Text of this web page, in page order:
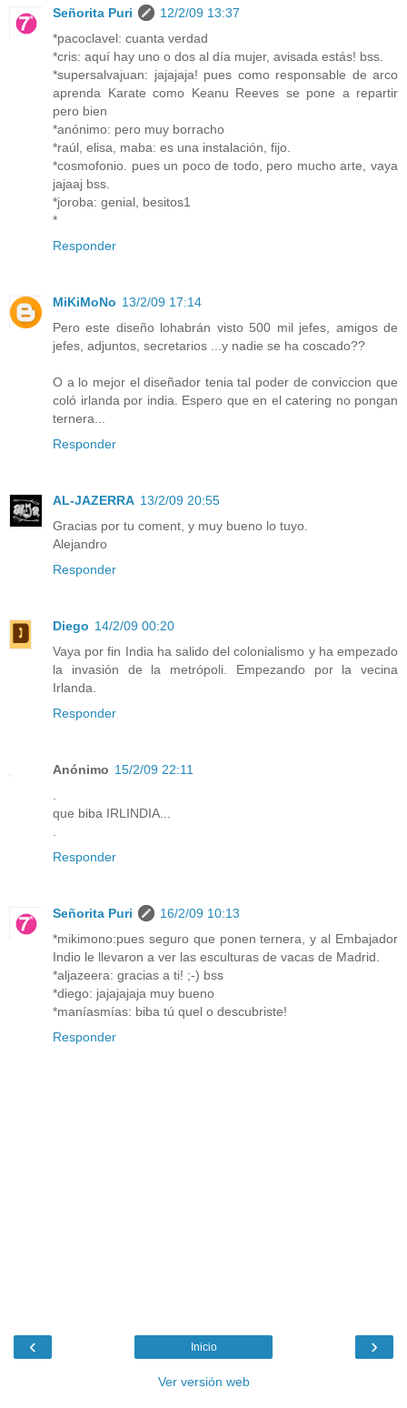
Señorita Puri
12/2/09 13:37
*pacoclavel: cuanta verdad
*cris: aquí hay uno o dos al día mujer, avisada estás! bss.
*supersalvajuan: jajajaja! pues como responsable de arco
aprenda Karate como Keanu Reeves se pone a repartir
pero bien
*anónimo: pero muy borracho
*raúl, elisa, maba: es una instalación, fijo.
*cosmofonio. pues un poco de todo, pero mucho arte, vaya
jajaaj bss.
*joroba: genial, besitos1
*
Responder
MiKiMoNo 13/2/09 17:14
Pero este diseño lohabrán visto 500 mil jefes, amigos de
jefes, adjuntos, secretarios ...y nadie se ha coscado??
O a lo mejor el diseñador tenia tal poder de conviccion que
coló irlanda por india. Espero que en el catering no pongan
ternera...
Responder
AL-JAZERRA 13/2/09 20:55
Gracias por tu coment, y muy bueno lo tuyo.
Alejandro
Responder
Diego 14/2/09 00:20
Vaya por fin India ha salido del colonialismo y ha empezado
la invasión de la metrópoli. Empezando por la vecina
Irlanda.
Responder
Anónimo 15/2/09 22:11
que biba IRLINDIA...
Responder
Señorita Puri
16/2/09 10:13
*mikimono:pues seguro que ponen ternera, y al Embajador
Indio le llevaron a ver las esculturas de vacas de Madrid.
*aljazeera: gracias a ti! ;-) bss
*diego: jajajajaja muy bueno
*maníasmías: biba tú quel o descubriste!
Responder
‹ ›
Inicio
Ver versión web